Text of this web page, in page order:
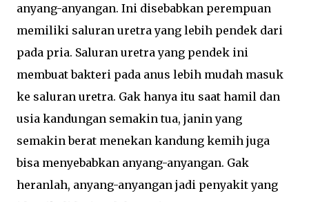
anyang-anyangan. Ini disebabkan perempuan
memiliki saluran uretra yang lebih pendek dari
pada pria. Saluran uretra yang pendek ini
membuat bakteri pada anus lebih mudah masuk
ke saluran uretra. Gak hanya itu saat hamil dan
usia kandungan semakin tua, janin yang
semakin berat menekan kandung kemih juga
bisa menyebabkan anyang-anyangan. Gak
heranlah, anyang-anyangan jadi penyakit yang